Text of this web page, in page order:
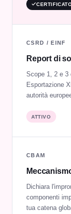
CSRD / EINF
Report di
Scope 1, 2 e 3
Esportazione
autorità
ATTIVO
CBAM
Dichiara
componenti
tua catena